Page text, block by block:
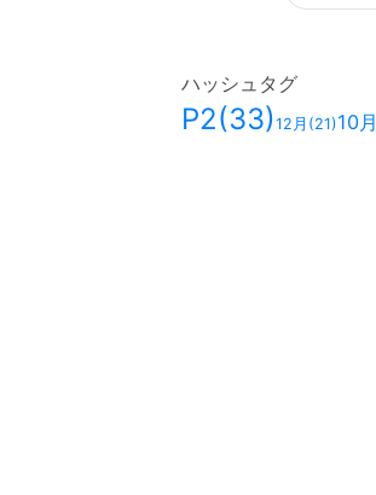
ハッシュタグ
P2(33)12月 (21)10月